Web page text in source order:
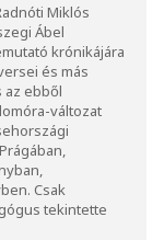
Miklós
Ábel
krónikájára
és más
az ebből
változat
Csak
tekintette